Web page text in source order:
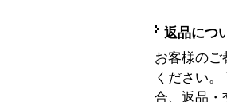
返品につ
お客様のご
ください
合、返品・